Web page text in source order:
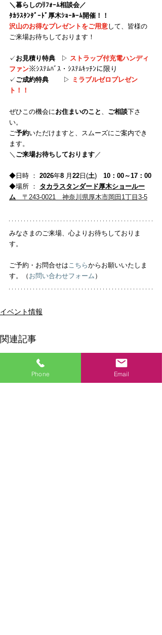
＼暮らしのﾘﾌｫｰﾑ相談会／
ﾀｶﾗｽﾀﾝﾀﾞｰﾄﾞ厚木ｼｮｰﾙｰﾑ開催！！
沢山のお得なプレゼントをご用意して、皆様の
ご来場お待ちしております！
✓お見積り特典 ▷ ストラップ付充電ハンディ
ファン※ｼｽﾃﾑﾊﾞｽ・ｼｽﾃﾑｷｯﾁﾝに限り
✓ご成約特典 ▷ ミラブルゼロプレゼン
ト！！
ぜひこの機会にお住まいのこと 、 ご相談下さ
い。
ご予約いただけますと、スムーズにご案内でき
ます。
＼ ご来場お待ちしております／
◆日時 ： 2026年8 月 22 日(土) 10：00～17：00
◆場所 ： タカラスタンダード厚木ショールー
ム 〒243-0021　神奈川県厚木市岡田1丁目3-5
みなさまのご来場、心よりお待ちしておりま
す。
ご予約・お問合せはこちらからお願いいたしま
す。（ お問い合わせフォーム ）
イベント情報
関連記事
Phone Email